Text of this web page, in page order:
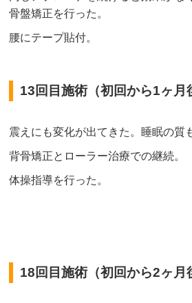
骨盤矯正を行った。
腰にテープ貼付。
13回目施術（初回から1ヶ月
震えにも変化が出てきた。睡眠の質
背骨矯正とローラー治療での継続。
体操指導を行った。
18回目施術（初回から2ヶ月